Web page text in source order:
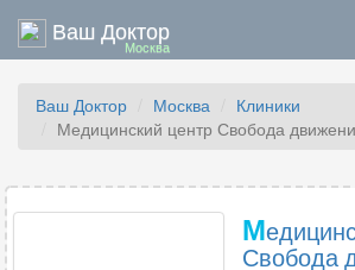
Ваш Доктор
Москва
Ваш Доктор Москва
Клиники
Медицинский центр Свобода
М
Свобода